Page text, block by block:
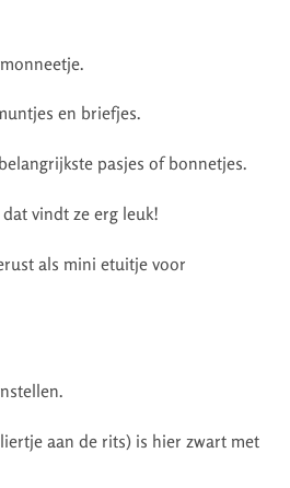
en briefjes.
pasjes of bonnetjes.
vindt ze erg leuk!
als mini etuitje voor
aan de rits) is hier zwart met